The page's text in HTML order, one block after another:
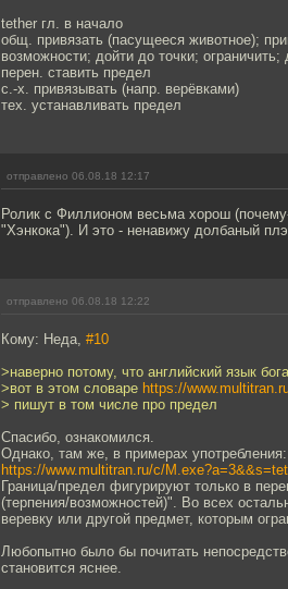
tether гл. в начало
общ. привязать (пасущееся животное);
возможности; дойти до точки;
перен. ставить предел
с.-х. привязывать (напр. верёвками)
тех. устанавливать предел
отправлено 06.08.18 12:17
Ролик с Филлионом весьма хорош
"Хэнкока"). И это - ненавижу долбаный
отправлено 06.08.18 12:22
Кому: Неда, #10
>наверно потому, что английский язык
>вот в этом словаре https://
> пишут в том числе про предел
Спасибо, ознакомился.
Однако, там же, в примерах употребления:
https://www.multitran.ru/c/
Граница/предел фигурируют только в
(терпения/возможностей)". Во всех
веревку или другой предмет, которым
Любопытно было бы почитать
становится яснее.